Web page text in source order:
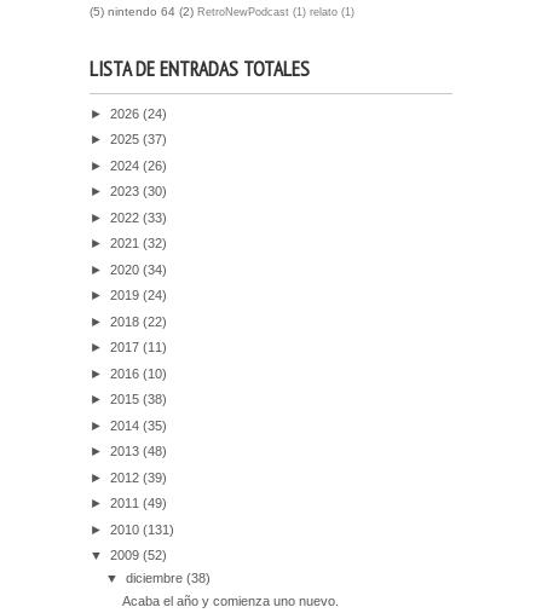
(5) nintendo 64 (2) RetroNewPodcast (1) relato (1)
LISTA DE ENTRADAS TOTALES
► 2026 (24)
► 2025 (37)
► 2024 (26)
► 2023 (30)
► 2022 (33)
► 2021 (32)
► 2020 (34)
► 2019 (24)
► 2018 (22)
► 2017 (11)
► 2016 (10)
► 2015 (38)
► 2014 (35)
► 2013 (48)
► 2012 (39)
► 2011 (49)
► 2010 (131)
▼ 2009 (52)
▼diciembre(38)
Acaba el año y comienza uno nuevo.